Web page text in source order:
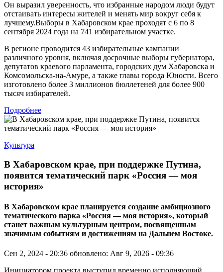
Он выразил уверенность, что избранные народом люди будут
отстаивать интересы жителей и менять мир вокруг себя к
лучшему.Выборы в Хабаровском крае проходят с 6 по 8
сентября 2024 года на 741 избирательном участке.
В регионе проводится 43 избирательные кампании
различного уровня, включая досрочные выборы губернатора,
депутатов краевого парламента, городских дум Хабаровска и
Комсомольска-на-Амуре, а также главы города Юности. Всего
изготовлено более 3 миллионов бюллетеней для более 900
тысяч избирателей.
Подробнее
Культура
В Хабаровском крае, при поддержке Путина,
появится тематический парк «Россия — моя
история»
В Хабаровском крае планируется создание амбициозного
тематического парка «Россия — моя история», который
станет важным культурным центром, посвященным
значимым событиям и достижениям на Дальнем Востоке.
Сен 2, 2024 - 20:36 обновлено: Авг 9, 2026 - 09:36
Инициатором проекта выступил временно исполняющий